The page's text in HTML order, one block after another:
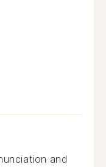
and